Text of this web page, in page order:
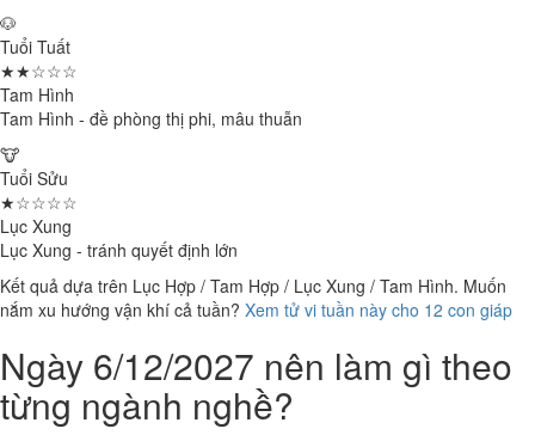
🐶
Tuổi Tuất
★★☆☆☆
Tam Hình
Tam Hình - đề phòng thị phi, mâu thuẫn
🐮
Tuổi Sửu
★☆☆☆☆
Lục Xung
Lục Xung - tránh quyết định lớn
Kết quả dựa trên Lục Hợp / Tam Hợp / Lục Xung / Tam Hình. Muốn
nắm xu hướng vận khí cả tuần? Xem tử vi tuần này cho 12 con giáp
Ngày 6/12/2027 nên làm gì theo
từng ngành nghề?